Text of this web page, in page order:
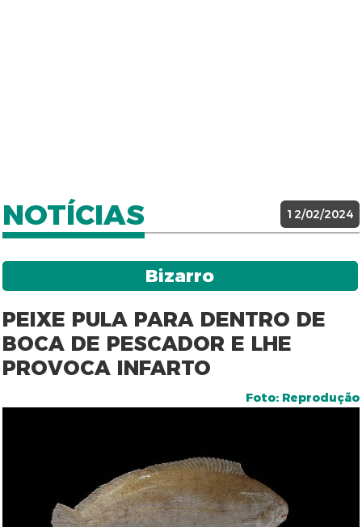
NOTÍCIAS 12/02/2024
Bizarro
PEIXE PULA PARA DENTRO DE
BOCA DE PESCADOR E LHE
PROVOCA INFARTO
Foto: Reprodução